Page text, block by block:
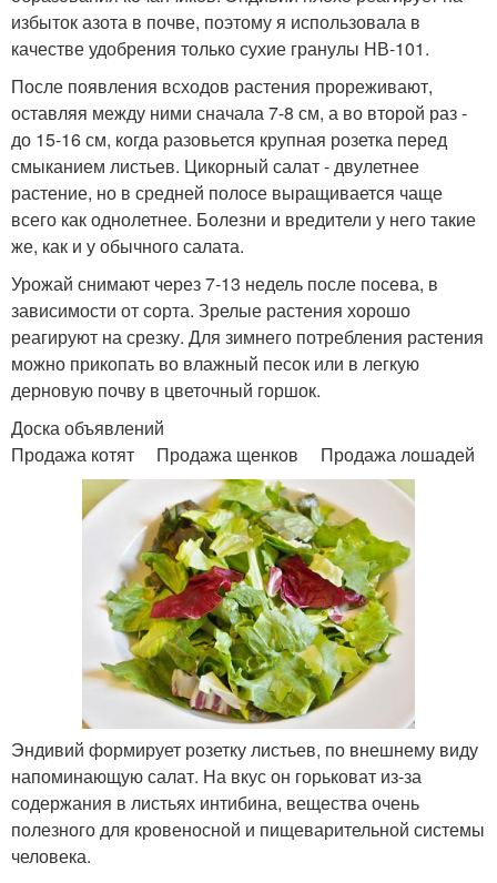
избыток азота в почве, поэтому я использовала в
качестве удобрения только сухие гранулы НВ-101.
После появления всходов растения прореживают,
оставляя между ними сначала 7-8 см, а во второй раз -
до 15-16 см, когда разовьется крупная розетка перед
смыканием листьев. Цикорный салат - двулетнее
растение, но в средней полосе выращивается чаще
всего как однолетнее. Болезни и вредители у него такие
же, как и у обычного салата.
Урожай снимают через 7-13 недель после посева, в
зависимости от сорта. Зрелые растения хорошо
реагируют на срезку. Для зимнего потребления растения
можно прикопать во влажный песок или в легкую
дерновую почву в цветочный горшок.
Доска объявлений
Продажа котят Продажа щенков Продажа лошадей
Эндивий формирует розетку листьев, по внешнему виду
напоминающую салат. На вкус он горьковат из-за
содержания в листьях интибина, вещества очень
полезного для кровеносной и пищеварительной системы
человека.